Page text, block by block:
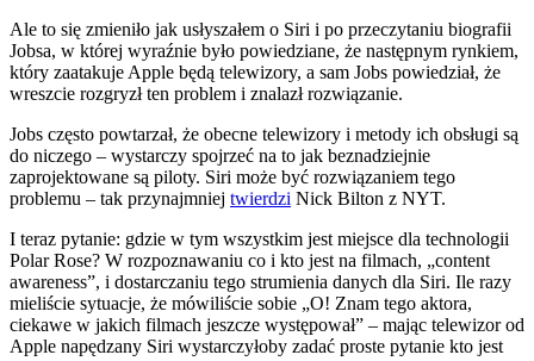
Ale to się zmieniło jak usłyszałem o Siri i po przeczytaniu biografii
Jobsa, w której wyraźnie było powiedziane, że następnym rynkiem,
który zaatakuje Apple będą telewizory, a sam Jobs powiedział, że
wreszcie rozgryzł ten problem i znalazł rozwiązanie.
Jobs często powtarzał, że obecne telewizory i metody ich obsługi są
do niczego – wystarczy spojrzeć na to jak beznadziejnie
zaprojektowane są piloty. Siri może być rozwiązaniem tego
problemu – tak przynajmniej twierdzi Nick Bilton z NYT.
I teraz pytanie: gdzie w tym wszystkim jest miejsce dla technologii
Polar Rose? W rozpoznawaniu co i kto jest na filmach, „content
awareness”, i dostarczaniu tego strumienia danych dla Siri. Ile razy
mieliście sytuacje, że mówiliście sobie „O! Znam tego aktora,
ciekawe w jakich filmach jeszcze występował” – mając telewizor od
Apple napędzany Siri wystarczyłoby zadać proste pytanie kto jest